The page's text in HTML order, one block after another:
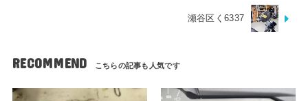
瀬谷区く6337
RECOMMEND